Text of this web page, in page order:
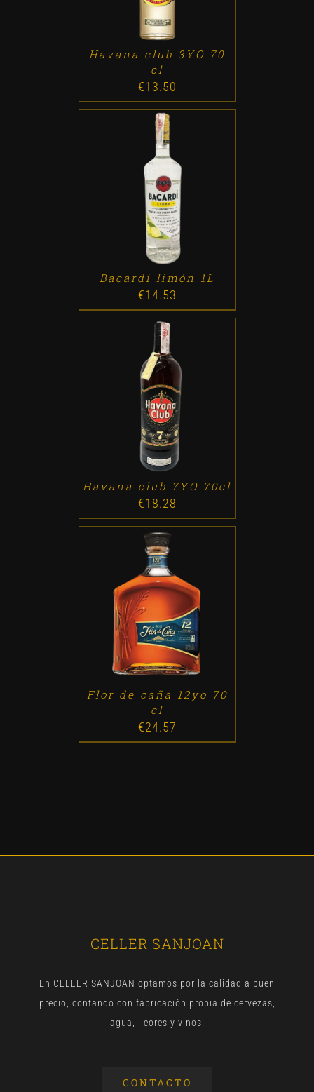
Havana club 3YO 70
cl
€13.50
/ DETALLES
Bacardi limón 1L
€14.53
ADD TO CART / DETALLES
Havana club 7YO 70cl
€18.28
ADD TO CART DETALLES
Flor de caña 12yo 70
cl
€24.57
CELLER SANJOAN
En CELLER SANJOAN optamos por la calidad a buen
precio, contando con fabricación propia de cervezas,
agua, licores y vinos.
CONTACTO